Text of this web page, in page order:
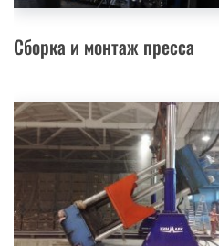
Сборка и монтаж пресса